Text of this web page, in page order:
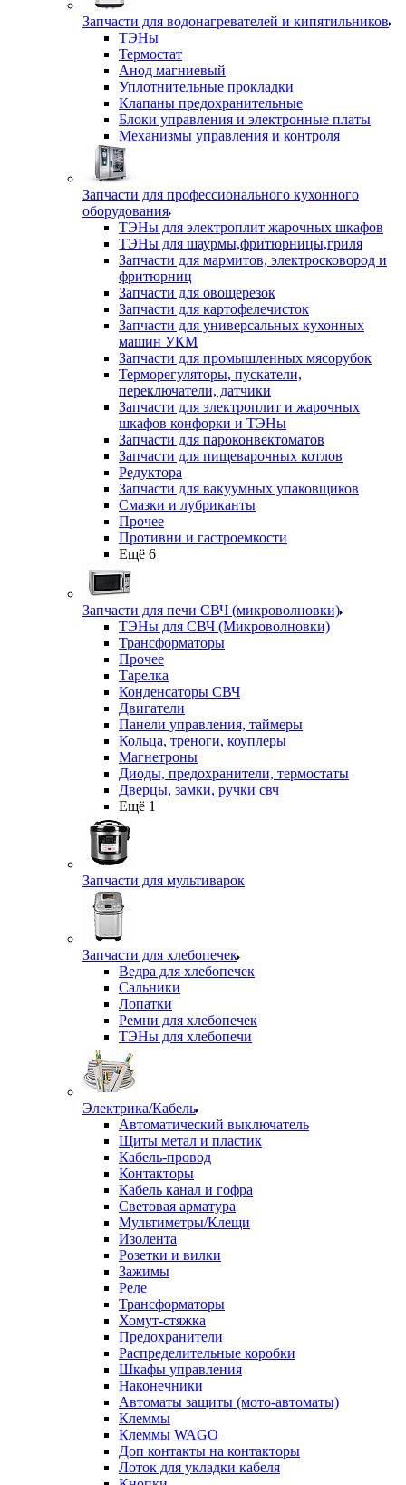
Запчасти для водонагревателей и кипятильников
ТЭНы
Термостат
Анод магниевый
Уплотнительные прокладки
Клапаны предохранительные
Блоки управления и электронные платы
Механизмы управления и контроля
Запчасти для профессионального кухонного
оборудования
ТЭНы для электроплит жарочных шкафов
ТЭНы для шаурмы,фритюрницы,гриля
Запчасти для мармитов, электросковород и
фритюрниц
Запчасти для овощерезок
Запчасти для картофелечисток
Запчасти для универсальных кухонных
машин УКМ
Запчасти для промышленных мясорубок
Терморегуляторы, пускатели,
переключатели, датчики
Запчасти для электроплит и жарочных
шкафов конфорки и ТЭНы
Запчасти для пароконвектоматов
Запчасти для пищеварочных котлов
Редуктора
Запчасти для вакуумных упаковщиков
Смазки и лубриканты
Прочее
Противни и гастроемкости
Ещё 6
Запчасти для печи СВЧ (микроволновки)
ТЭНы для СВЧ (Микроволновки)
Трансформаторы
Прочее
Тарелка
Конденсаторы СВЧ
Двигатели
Панели управления, таймеры
Кольца, треноги, коуплеры
Магнетроны
Диоды, предохранители, термостаты
Дверцы, замки, ручки свч
Ещё 1
Запчасти для мультиварок
Запчасти для хлебопечек
Ведра для хлебопечек
Сальники
Лопатки
Ремни для хлебопечек
ТЭНы для хлебопечи
Электрика/Кабель
Автоматический выключатель
Щиты метал и пластик
Кабель-провод
Контакторы
Кабель канал и гофра
Световая арматура
Мультиметры/Клещи
Изолента
Розетки и вилки
Зажимы
Реле
Трансформаторы
Хомут-стяжка
Предохранители
Распределительные коробки
Шкафы управления
Наконечники
Автоматы защиты (мото-автоматы)
Клеммы
Клеммы WAGO
Доп контакты на контакторы
Лоток для укладки кабеля